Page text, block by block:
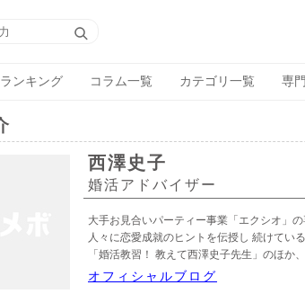
ランキング コラム一覧 カテゴリ一覧 専
西澤史子
婚活アドバイザー
大手お見合いパーティー事業「エクシオ」
人々に恋愛成就のヒントを伝授し 続けてい
「婚活教習！ 教えて西澤史子先生」のほか
オフィシャルブログ